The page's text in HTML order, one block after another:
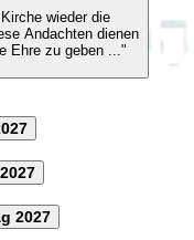
wieder die
Ehre zu geben ..."
2027